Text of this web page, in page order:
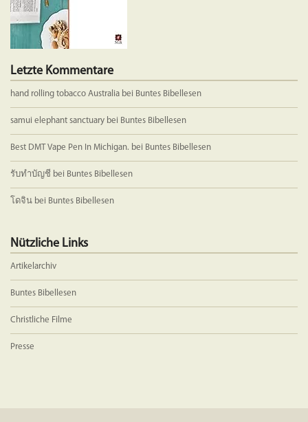
Letzte Kommentare
hand rolling tobacco Australia bei Buntes Bibellesen
samui elephant sanctuary bei Buntes Bibellesen
Best DMT Vape Pen In Michigan. bei Buntes Bibellesen
รับทำบัญชี bei Buntes Bibellesen
โดจิน bei Buntes Bibellesen
Nützliche Links
Artikelarchiv
Buntes Bibellesen
Christliche Filme
Presse